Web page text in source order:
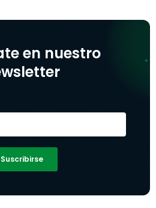
en nuestro
Suscribirse